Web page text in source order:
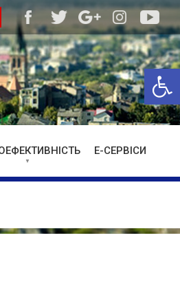
Е-СЕРВІСИ